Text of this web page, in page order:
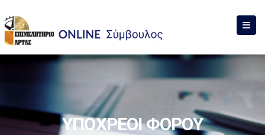
ΥΠΟΧΡΕΟΙ ΦΟΡΟΥ